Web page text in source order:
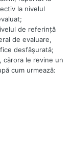
la nivelul
de referinţă
de evaluare,
desfăşurată;
cărora le revine un
cum urmează: